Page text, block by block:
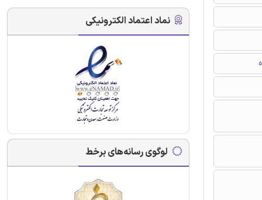
نماد اعتماد الکترونیکی
لوگوی رسانه‌های برخط